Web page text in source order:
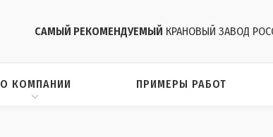
САМЫЙ РЕКОМЕНДУЕМЫЙ КРАНОВЫЙ ЗАВОД
О КОМПАНИИ ПРИМЕРЫ РАБОТ